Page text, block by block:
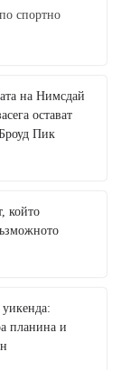
спортно
на Нимсдай
остават
Пик
който
планина и